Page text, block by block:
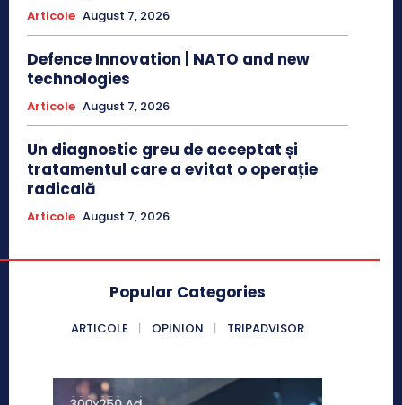
Articole August 7, 2026
Defence Innovation | NATO and new
technologies
Articole August 7, 2026
Un diagnostic greu de acceptat și
tratamentul care a evitat o operație
radicală
Articole August 7, 2026
Popular Categories
ARTICOLE OPINION TRIPADVISOR